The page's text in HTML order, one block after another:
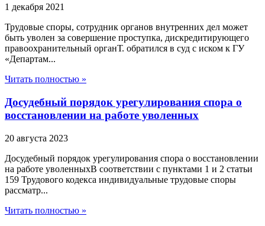
1 декабря 2021
Трудовые споры, сотрудник органов внутренних дел может
быть уволен за совершение проступка, дискредитирующего
правоохранительный органТ. обратился в суд с иском к ГУ
«Департам...
Читать полностью »
Досудебный порядок урегулирования спора о
восстановлении на работе уволенных
20 августа 2023
Досудебный порядок урегулирования спора о восстановлении
на работе уволенныхВ соответствии с пунктами 1 и 2 статьи
159 Трудового кодекса индивидуальные трудовые споры
рассматр...
Читать полностью »